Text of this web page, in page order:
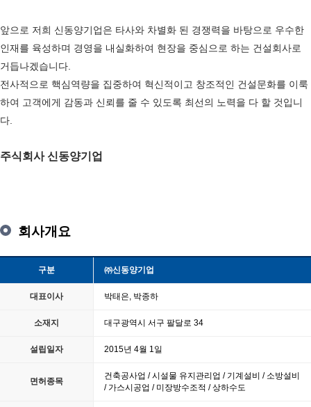
앞으로 저희 신동양기업은 타사와 차별화 된 경쟁력을 바탕으로 우수한
인재를 육성하며 경영을 내실화하여 현장을 중심으로 하는 건설회사로
거듭나겠습니다.
전사적으로 핵심역량을 집중하여 혁신적이고 창조적인 건설문화를 이룩
하여 고객에게 감동과 신뢰를 줄 수 있도록 최선의 노력을 다 할 것입니
다.
주식회사 신동양기업
회사개요
구분 ㈜신동양기업
대표이사 박태은, 박종하
소재지 대구광역시 서구 팔달로 34
설립일자 2015년 4월 1일
면허종목
건축공사업 / 시설물 유지관리업 / 기계설비 / 소방설비
/ 가스시공업 / 미장방수조적 / 상하수도